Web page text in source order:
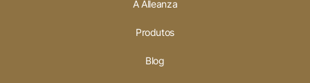
A Alleanza
Produtos
Blog